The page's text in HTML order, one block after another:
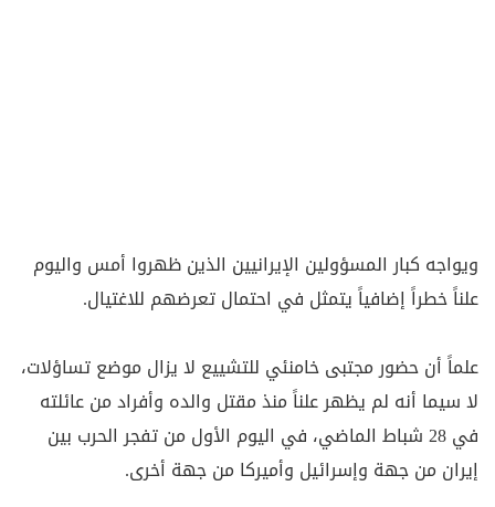
ويواجه كبار المسؤولين الإيرانيين الذين ظهروا أمس واليوم
علناً خطراً إضافياً يتمثل في احتمال تعرضهم للاغتيال.
علماً أن حضور مجتبى خامنئي للتشييع لا يزال موضع تساؤلات،
لا سيما أنه لم يظهر علناً منذ مقتل والده وأفراد من عائلته
في 28 شباط الماضي، في اليوم الأول من تفجر الحرب بين
إيران من جهة وإسرائيل وأميركا من جهة أخرى.